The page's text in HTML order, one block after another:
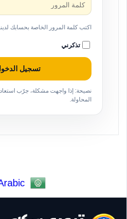
اكتب كلمة المرور الخاصة بحسابك
تذكرني
تسجيل
نصيحة: إذا واجهت مشكلة، جرّب
المحاولة.